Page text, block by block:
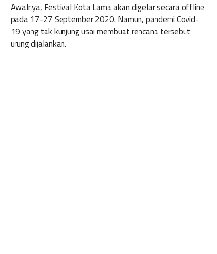
Awalnya, Festival Kota Lama akan digelar secara offline
pada 17-27 September 2020. Namun, pandemi Covid-
19 yang tak kunjung usai membuat rencana tersebut
urung dijalankan.